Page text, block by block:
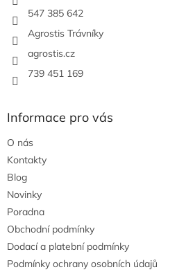
547 385 642
Agrostis Trávníky
agrostis.cz
739 451 169
Informace pro vás
O nás
Kontakty
Blog
Novinky
Poradna
Obchodní podmínky
Dodací a platební podmínky
Podmínky ochrany osobních údajů